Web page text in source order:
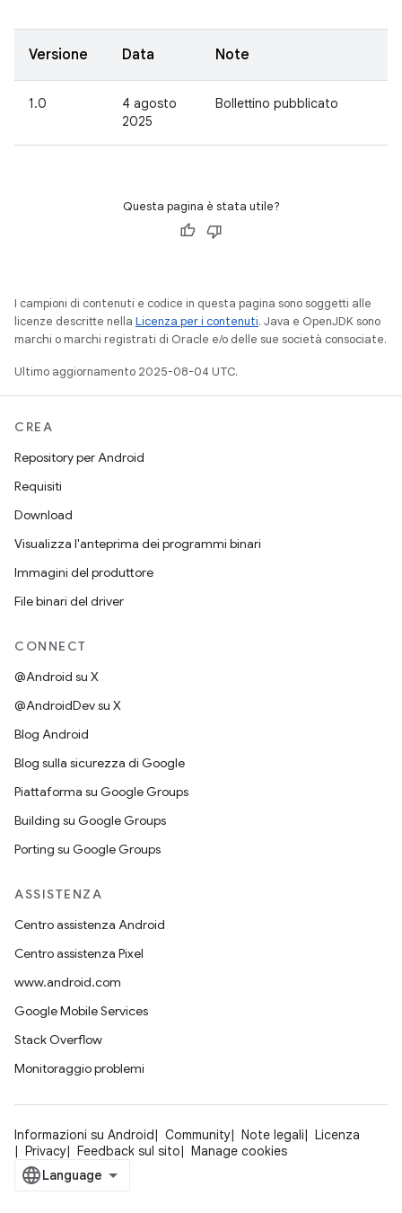
Versione Data Note
1.0
4 agosto
2025
Bollettino pubblicato
Questa pagina è stata utile?
I campioni di contenuti e codice in questa pagina sono soggetti alle
licenze descritte nella Licenza per i contenuti. Java e OpenJDK sono
marchi o marchi registrati di Oracle e/o delle sue società consociate.
Ultimo aggiornamento 2025-08-04 UTC.
CREA
Repository per Android
Requisiti
Download
Visualizza l'anteprima dei programmi binari
Immagini del produttore
File binari del driver
CONNECT
@Android su X
@AndroidDev su X
Blog Android
Blog sulla sicurezza di Google
Piattaforma su Google Groups
Building su Google Groups
Porting su Google Groups
ASSISTENZA
Centro assistenza Android
Centro assistenza Pixel
www.android.com
Google Mobile Services
Stack Overflow
Monitoraggio problemi
Informazioni su Android Community Note legali
Licenza
Privacy
Feedback sul sito Manage cookies